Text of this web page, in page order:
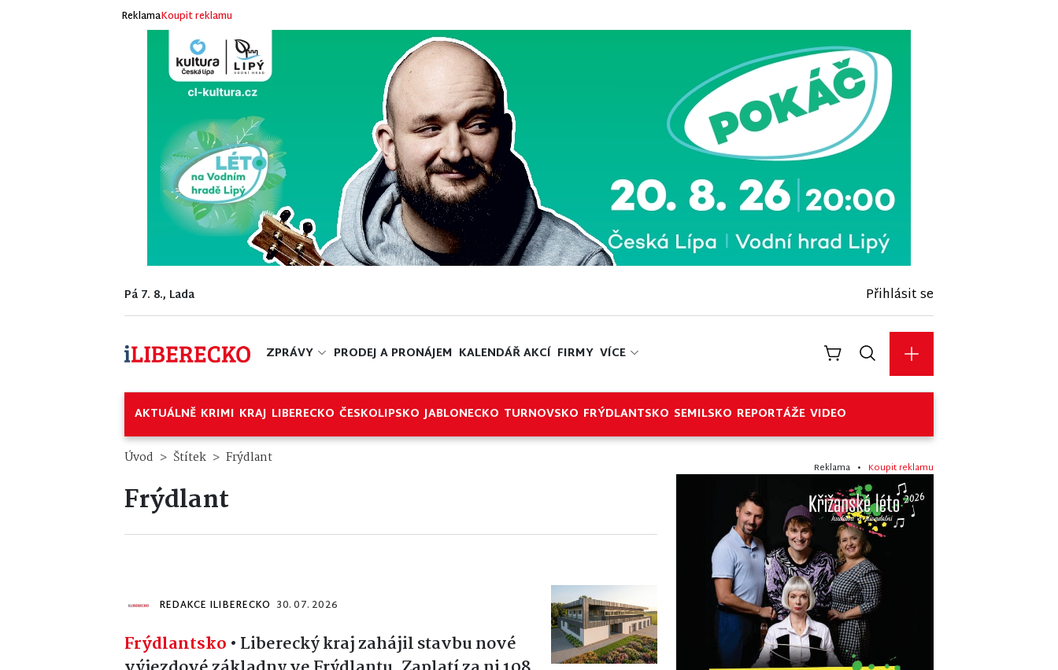
ReklamaKoupit reklamu
Pá 7. 8., Lada Přihlásit se
ZPRÁVY PRODEJ A PRONÁJEM KALENDÁŘ AKCÍ FIRMY VÍCE
AKTUÁLNĚ KRIMI KRAJ LIBERECKO ČESKOLIPSKO JABLONECKO TURNOVSKO FRÝDLANTSKO SEMILSKO REPORTÁŽE VIDEO
Úvod Štítek Frýdlant
Frýdlant
REDAKCE ILIBERECKO 30. 07. 2026
Frýdlantsko • Liberecký kraj zahájil stavbu nové
Reklama • Koupit reklamu